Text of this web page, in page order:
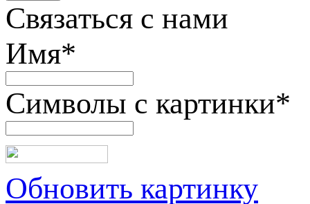
Связаться с нами
Имя*
Символы с картинки*
Обновить картинку